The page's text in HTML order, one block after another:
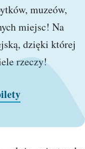
muzeów,
miejsc! Na
dzięki której
rzeczy!